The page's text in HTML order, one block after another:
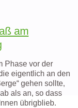
am
Phase vor der
eigentlich an den
gehen sollte,
als an, so dass
übrigblieb.